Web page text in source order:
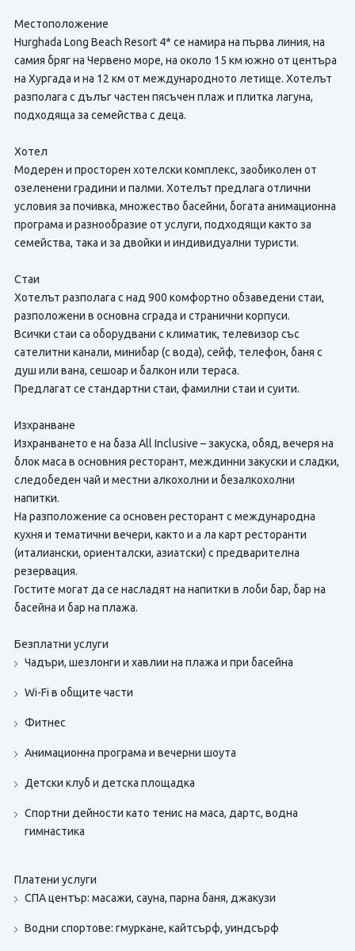
Местоположение
Hurghada Long Beach Resort 4* се намира на първа линия, на
самия бряг на Червено море, на около 15 км южно от центъра
на Хургада и на 12 км от международното летище. Хотелът
разполага с дълъг частен пясъчен плаж и плитка лагуна,
подходяща за семейства с деца.
Хотел
Модерен и просторен хотелски комплекс, заобиколен от
озеленени градини и палми. Хотелът предлага отлични
условия за почивка, множество басейни, богата анимационна
програма и разнообразие от услуги, подходящи както за
семейства, така и за двойки и индивидуални туристи.
Стаи
Хотелът разполага с над 900 комфортно обзаведени стаи,
разположени в основна сграда и странични корпуси.
Всички стаи са оборудвани с климатик, телевизор със
сателитни канали, минибар (с вода), сейф, телефон, баня с
душ или вана, сешоар и балкон или тераса.
Предлагат се стандартни стаи, фамилни стаи и суити.
Изхранване
Изхранването е на база All Inclusive – закуска, обяд, вечеря на
блок маса в основния ресторант, междинни закуски и сладки,
следобеден чай и местни алкохолни и безалкохолни
напитки.
На разположение са основен ресторант с международна
кухня и тематични вечери, както и а ла карт ресторанти
(италиански, ориенталски, азиатски) с предварителна
резервация.
Гостите могат да се насладят на напитки в лоби бар, бар на
басейна и бар на плажа.
Безплатни услуги
Чадъри, шезлонги и хавлии на плажа и при басейна
Wi-Fi в общите части
Фитнес
Анимационна програма и вечерни шоута
Детски клуб и детска площадка
Спортни дейности като тенис на маса, дартс, водна
гимнастика
Платени услуги
СПА център: масажи, сауна, парна баня, джакузи
Водни спортове: гмуркане, кайтсърф, уиндсърф